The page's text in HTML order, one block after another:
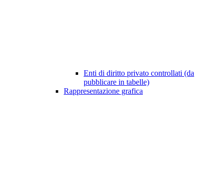
Enti di diritto privato controllati (da
pubblicare in tabelle)
Rappresentazione grafica